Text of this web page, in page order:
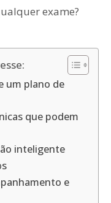
exame?
um plano de
que podem
inteligente
e